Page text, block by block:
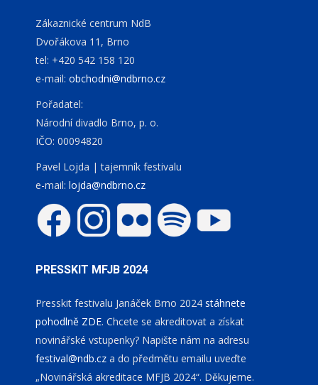
Zákaznické centrum NdB
Dvořákova 11, Brno
tel: +420 542 158 120
e-mail: obchodni@ndbrno.cz
Pořadatel:
Národní divadlo Brno, p. o.
IČO: 00094820
Pavel Lojda | tajemník festivalu
e-mail: lojda@ndbrno.cz
PRESSKIT MFJB 2024
Presskit festivalu Janáček Brno 2024 stáhnete
pohodlně ZDE. Chcete se akreditovat a získat
novinářské vstupenky? Napište nám na adresu
festival@ndb.cz a do předmětu emailu uveďte
„Novinářská akreditace MFJB 2024“. Děkujeme.